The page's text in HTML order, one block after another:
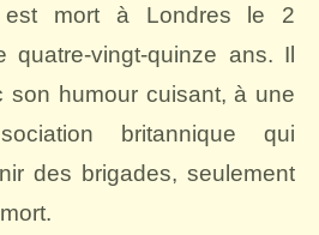
est mort à Londres le 2
quatre-vingt-quinze ans. Il
son humour cuisant, à une
britannique qui
des brigades, seulement